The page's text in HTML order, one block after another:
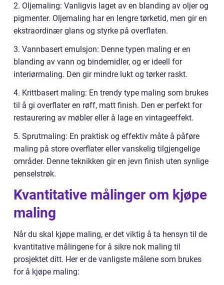
2. Oljemaling: Vanligvis laget av en blanding av oljer og
pigmenter. Oljemaling har en lengre tørketid, men gir en
ekstraordinær glans og styrke på overflaten.
3. Vannbasert emulsjon: Denne typen maling er en
blanding av vann og bindemidler, og er ideell for
interiørmaling. Den gir mindre lukt og tørker raskt.
4. Krittbasert maling: En trendy type maling som brukes
til å gi overflater en røff, matt finish. Den er perfekt for
restaurering av møbler eller å lage en vintageeffekt.
5. Sprutmaling: En praktisk og effektiv måte å påføre
maling på store overflater eller vanskelig tilgjengelige
områder. Denne teknikken gir en jevn finish uten synlige
penselstrøk.
Kvantitative målinger om kjøpe
maling
Når du skal kjøpe maling, er det viktig å ta hensyn til de
kvantitative målingene for å sikre nok maling til
prosjektet ditt. Her er de vanligste målene som brukes
for å kjøpe maling: